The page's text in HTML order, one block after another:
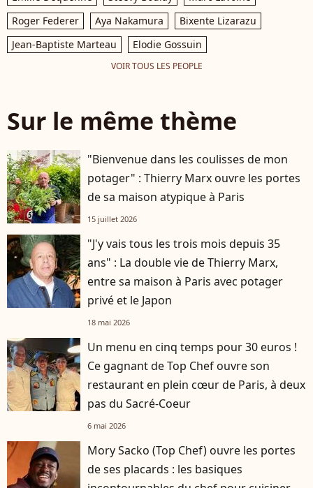
Roger Federer
Aya Nakamura
Bixente Lizarazu
Jean-Baptiste Marteau
Elodie Gossuin
VOIR TOUS LES PEOPLE
Sur le même thème
"Bienvenue dans les coulisses de mon
potager" : Thierry Marx ouvre les portes
de sa maison atypique à Paris
15 juillet 2026
"J'y vais tous les trois mois depuis 35
ans" : La double vie de Thierry Marx,
entre sa maison à Paris avec potager
privé et le Japon
18 mai 2026
Un menu en cinq temps pour 30 euros !
Ce gagnant de Top Chef ouvre son
restaurant en plein cœur de Paris, à deux
pas du Sacré-Coeur
6 mai 2026
Mory Sacko (Top Chef) ouvre les portes
de ses placards : les basiques